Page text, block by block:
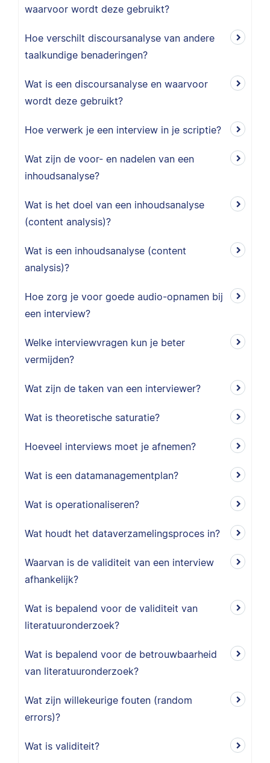
waarvoor wordt deze gebruikt?
Hoe verschilt discoursanalyse van andere
taalkundige benaderingen?
Wat is een discoursanalyse en waarvoor
wordt deze gebruikt?
Hoe verwerk je een interview in je scriptie?
Wat zijn de voor- en nadelen van een
inhoudsanalyse?
Wat is het doel van een inhoudsanalyse
(content analysis)?
Wat is een inhoudsanalyse (content
analysis)?
Hoe zorg je voor goede audio-opnamen bij
een interview?
Welke interviewvragen kun je beter
vermijden?
Wat zijn de taken van een interviewer?
Wat is theoretische saturatie?
Hoeveel interviews moet je afnemen?
Wat is een datamanagementplan?
Wat is operationaliseren?
Wat houdt het dataverzamelingsproces in?
Waarvan is de validiteit van een interview
afhankelijk?
Wat is bepalend voor de validiteit van
literatuuronderzoek?
Wat is bepalend voor de betrouwbaarheid
van literatuuronderzoek?
Wat zijn willekeurige fouten (random
errors)?
Wat is validiteit?